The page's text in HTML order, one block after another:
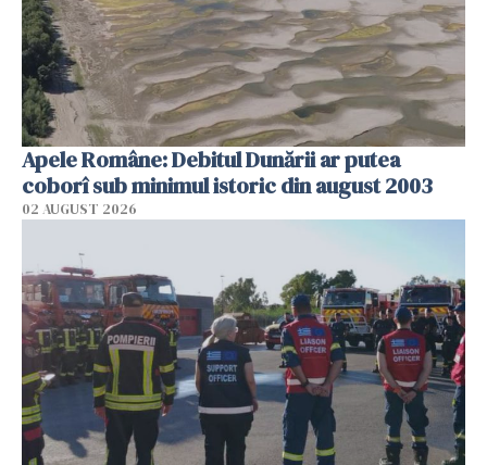
Apele Române: Debitul Dunării ar putea
coborî sub minimul istoric din august 2003
02 AUGUST 2026